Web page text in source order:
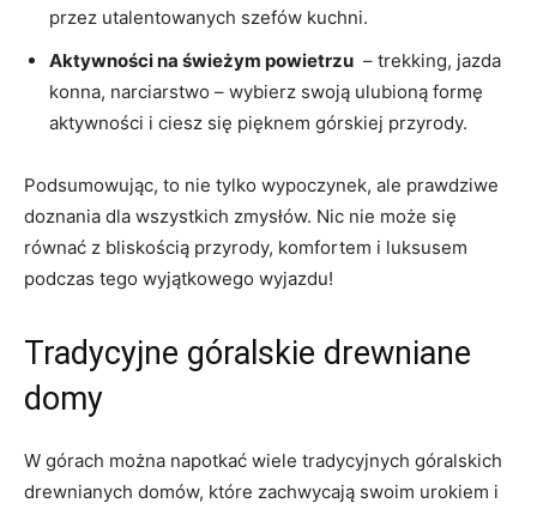
przez utalentowanych szefów kuchni.
Aktywności na świeżym powietrzu ⁤ – trekking, jazda
konna, ‌narciarstwo‌ – wybierz‌ swoją ⁢ulubioną formę
aktywności i ‌ciesz ‍się pięknem górskiej przyrody.
Podsumowując, to nie tylko⁣ wypoczynek, ale prawdziwe
doznania dla wszystkich zmysłów. Nic nie ⁣może się
równać z bliskością przyrody, komfortem i luksusem
podczas tego wyjątkowego ⁣wyjazdu!
Tradycyjne⁤ góralskie drewniane
domy
W górach można napotkać wiele tradycyjnych góralskich
drewnianych domów, które​ zachwycają⁣ swoim urokiem i